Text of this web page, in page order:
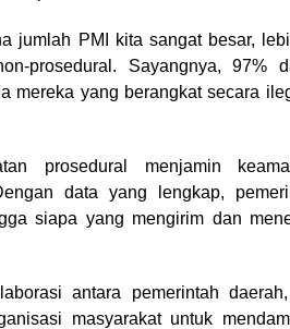
jumlah PMI kita sangat besar,
prosedural. Sayangnya, 97%
mereka yang berangkat secara
prosedural menjamin
data yang lengkap,
siapa yang mengirim dan
antara pemerintah
masyarakat untuk